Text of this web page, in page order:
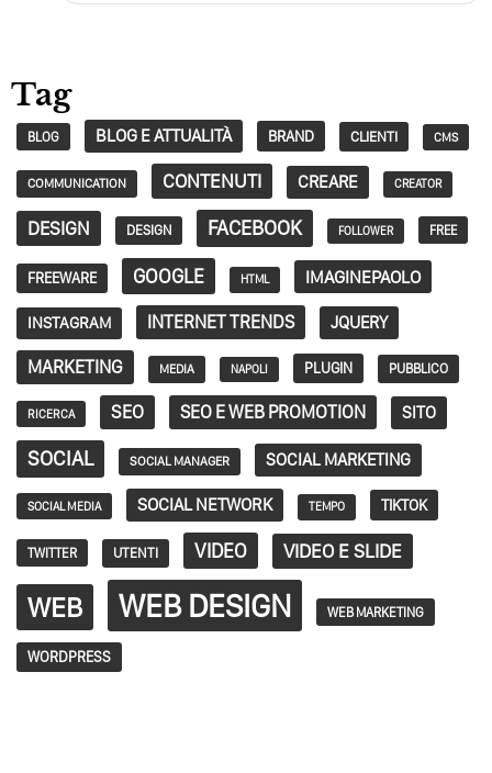
Tag
BLOG BLOG E ATTUALITÀ BRAND CLIENTI CMS
COMMUNICATION CONTENUTI CREARE CREATOR
DESIGN DESIGN FACEBOOK FOLLOWER FREE
FREEWARE GOOGLE HTML IMAGINEPAOLO
INSTAGRAM INTERNET TRENDS JQUERY
MARKETING MEDIA NAPOLI PLUGIN PUBBLICO
RICERCA SEO SEO E WEB PROMOTION SITO
SOCIAL SOCIAL MANAGER SOCIAL MARKETING
SOCIAL MEDIA SOCIAL NETWORK TEMPO TIKTOK
TWITTER UTENTI VIDEO VIDEO E SLIDE
WEB WEB DESIGN WEB MARKETING
WORDPRESS